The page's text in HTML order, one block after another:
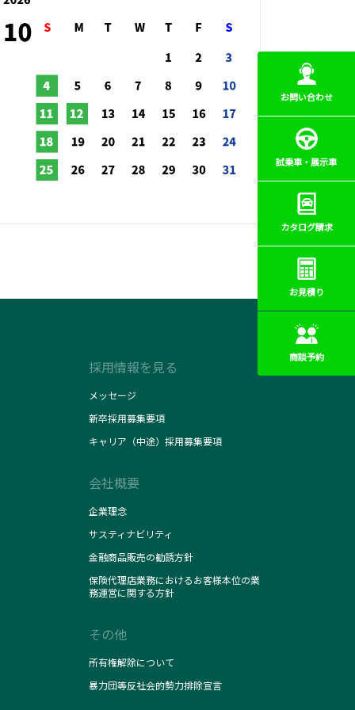
お問い合わせ
試乗車・展示車
カタログ請求
お見積り
商談予約
採用情報を見る
メッセージ
新卒採用募集要項
キャリア（中途）採用募集要項
会社概要
企業理念
サスティナビリティ
金融商品販売の勧誘方針
保険代理店業務におけるお客様本位の業
務運営に関する方針
その他
所有権解除について
暴力団等反社会的勢力排除宣言